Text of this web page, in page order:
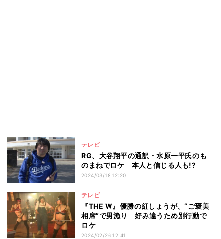
テレビ
RG、大谷翔平の通訳・水原一平氏のも
のまねでロケ 本人と信じる人も!?
2024/03/18 12:20
テレビ
『THE W』優勝の紅しょうが、“ご褒美
相席”で男漁り 好み違うため別行動で
ロケ
2024/02/26 12:41